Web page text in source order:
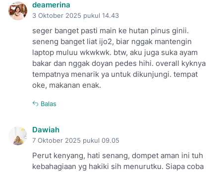
deamerina
3 Oktober 2025 pukul 14.43
seger banget pasti main ke hutan pinus ginii.
seneng banget liat ijo2, biar nggak mantengin
laptop muluu wkwkwk. btw, aku juga suka ayam
bakar dan nggak doyan pedes hihi. overall kyknya
tempatnya menarik ya untuk dikunjungi. tempat
oke, makanan enak.
Balas
Dawiah
7 Oktober 2025 pukul 09.05
Perut kenyang, hati senang, dompet aman ini tuh
kebahagiaan yg hakiki sih menurutku. Siapa coba